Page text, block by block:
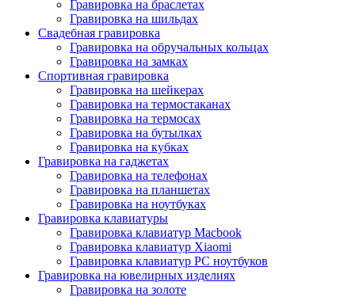
Гравировка на браслетах
Гравировка на шильдах
Свадебная гравировка
Гравировка на обручальных кольцах
Гравировка на замках
Спортивная гравировка
Гравировка на шейкерах
Гравировка на термостаканах
Гравировка на термосах
Гравировка на бутылках
Гравировка на кубках
Гравировка на гаджетах
Гравировка на телефонах
Гравировка на планшетах
Гравировка на ноутбуках
Гравировка клавиатуры
Гравировка клавиатур Macbook
Гравировка клавиатур Xiaomi
Гравировка клавиатур PC ноутбуков
Гравировка на ювелирных изделиях
Гравировка на золоте